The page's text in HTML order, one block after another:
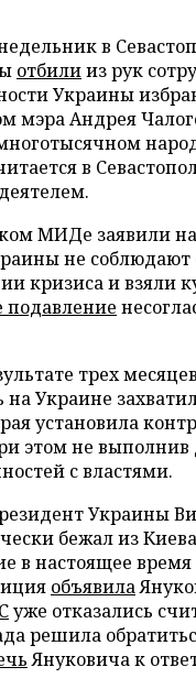
в
отбилииз рук
Украины
мэра Андрея
в
МИДе заявили
не
кризиса и взяли
подавление
трех
на Украине
установила
этом не выполнив
с властями.
Украины
бежал из
в настоящее время
объявила
уже отказались
решила
Януковича к